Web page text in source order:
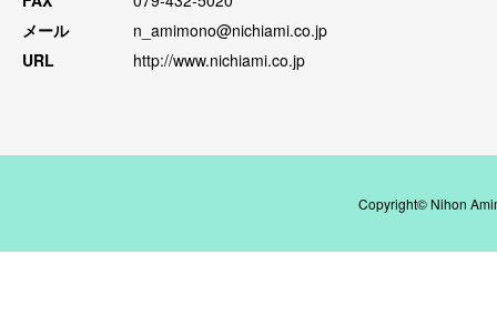
メール
n_amimono@nichiami.co.jp
URL
http://www.nichiami.co.jp
Copyright© Nihon